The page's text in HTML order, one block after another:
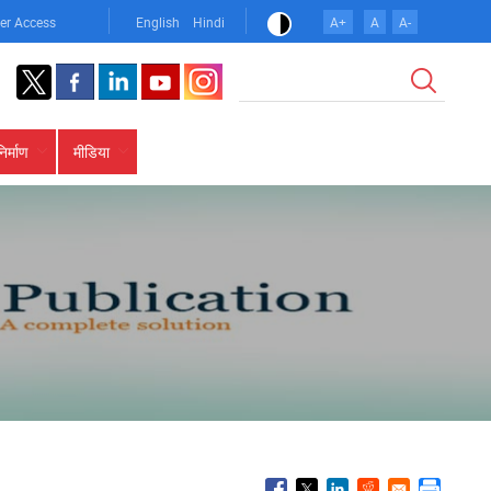
Access English Hindi A+ A A-
मीडिया